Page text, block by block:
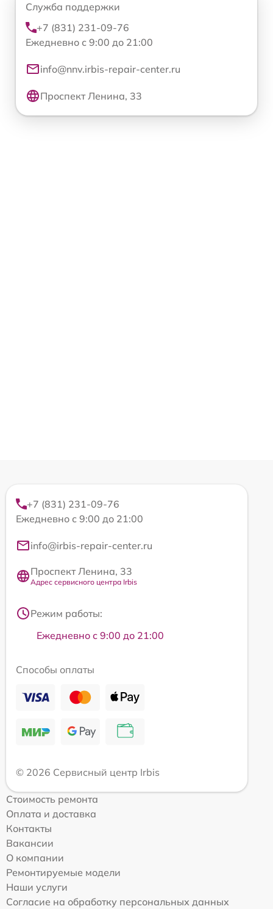
Служба поддержки
+7 (831) 231-09-76
Ежедневно с 9:00 до 21:00
info@nnv.irbis-repair-center.ru
Проспект Ленина, 33
+7 (831) 231-09-76
Ежедневно с 9:00 до 21:00
info@irbis-repair-center.ru
Проспект Ленина, 33
Адрес сервисного центра Irbis
Режим работы:
Ежедневно с 9:00 до 21:00
Способы оплаты
© 2026 Сервисный центр Irbis
Стоимость ремонта
Оплата и доставка
Контакты
Вакансии
О компании
Ремонтируемые модели
Наши услуги
Согласие на обработку персональных данных